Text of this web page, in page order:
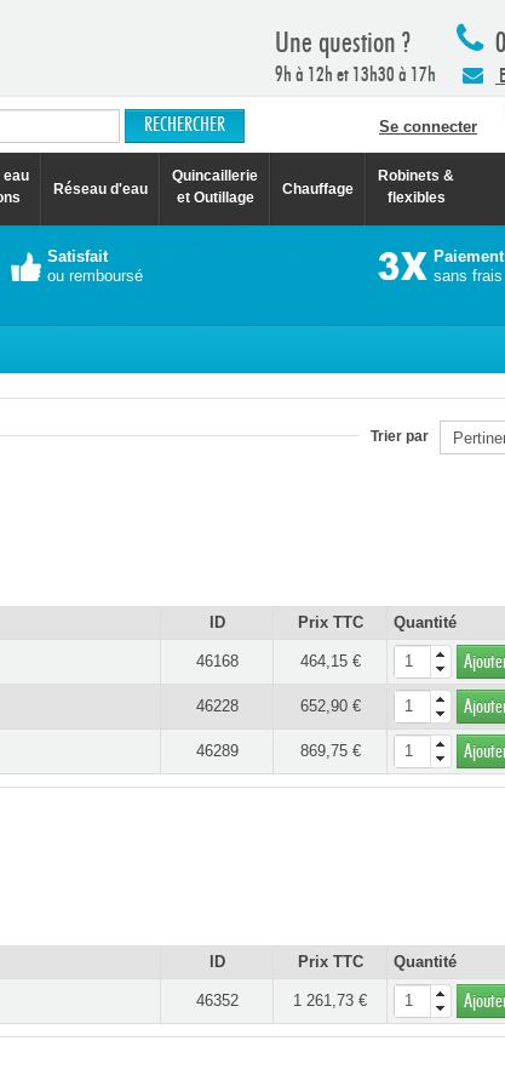
Une question ?
9h à 12h et 13h30 à 17h
Se connecter
eau
Réseau d'eau
Quincaillerie
et Outillage
Chauffage
Robinets &
flexibles
Satisfait
ou remboursé
sans frais
Trier par
ID Prix TTC Quantité
46168 464,15 €
46228 652,90 €
46289 869,75 €
ID Prix TTC Quantité
46352 1 261,73 €